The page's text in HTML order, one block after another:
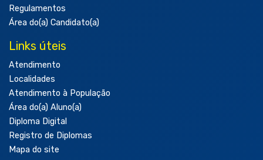
Regulamentos
Área do(a) Candidato(a)
Links úteis
Atendimento
Localidades
Atendimento à População
Área do(a) Aluno(a)
Diploma Digital
Registro de Diplomas
Mapa do site